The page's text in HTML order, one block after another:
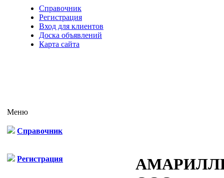
Справочник
Регистрация
Вход для клиентов
Доска объявлений
Карта сайта
Меню
Справочник
Регистрация